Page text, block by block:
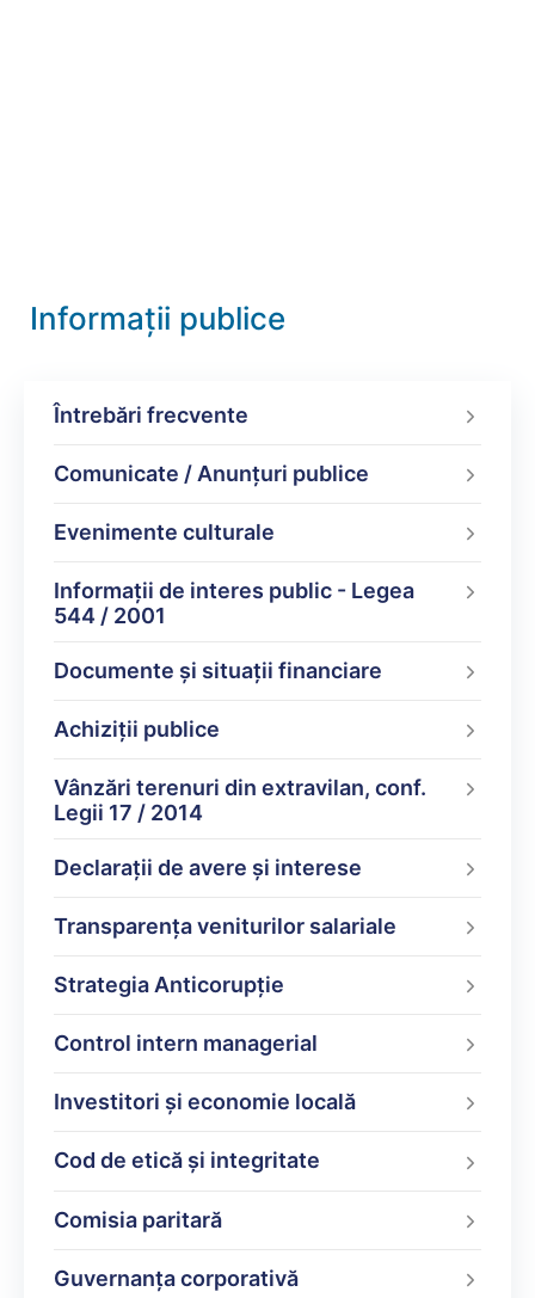
Informații publice
Întrebări frecvente
Comunicate / Anunțuri publice
Evenimente culturale
Informații de interes public - Legea
544 / 2001
Documente şi situaţii financiare
Achiziții publice
Vânzări terenuri din extravilan, conf.
Legii 17 / 2014
Declarații de avere şi interese
Transparența veniturilor salariale
Strategia Anticorupție
Control intern managerial
Investitori și economie locală
Cod de etică și integritate
Comisia paritară
Guvernanța corporativă